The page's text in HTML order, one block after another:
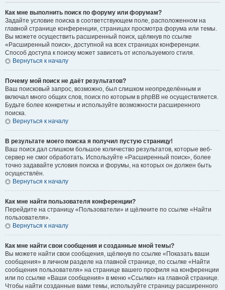
Как мне выполнить поиск по форуму или форумам?
Задайте условие поиска в соответствующем поле, расположенном на
главной странице конференции, страницах просмотра форума или темы.
Вы можете осуществить расширенный поиск, щёлкнув по ссылке
«Расширенный поиск», доступной на всех страницах конференции.
Способ доступа к поиску может зависеть от используемого стиля.
Вернуться к началу
Почему мой поиск не даёт результатов?
Ваш поисковый запрос, возможно, был слишком неопределённым и
включал много общих слов, поиск по которым в phpBB не осуществляется.
Будьте более конкретны и используйте возможности расширенного
поиска.
Вернуться к началу
В результате моего поиска я получил пустую страницу!
Ваш поиск дал слишком большое количество результатов, которые веб-
сервер не смог обработать. Используйте «Расширенный поиск», более
точно задавайте условия поиска и форумы, на которых он должен быть
осуществлён.
Вернуться к началу
Как мне найти пользователя конференции?
Перейдите на страницу «Пользователи» и щёлкните по ссылке «Найти
пользователя».
Вернуться к началу
Как мне найти свои сообщения и созданные мной темы?
Вы можете найти свои сообщения, щёлкнув по ссылке «Показать ваши
сообщения» в личном разделе на главной странице, по ссылке «Найти
сообщения пользователя» на странице вашего профиля на конференции
или по ссылке «Ваши сообщения» в меню «Ссылки» на главной странице.
Чтобы найти созданные вами темы, используйте страницу расширенного